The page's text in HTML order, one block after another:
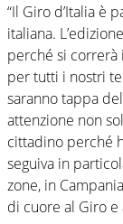
“Il Giro d’Italia è
italiana.
perché si correrà
per tutti i nostri
saranno tappa
attenzione non
cittadino perché
seguiva in
zone, in
di cuore al Giro e